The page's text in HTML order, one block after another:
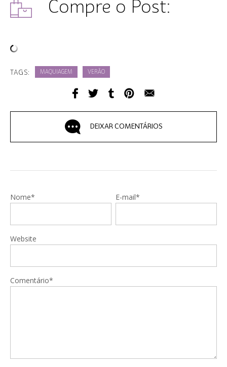
Compre o Post:
TAGS: MAQUIAGEM VERÃO
DEIXAR COMENTÁRIOS
Nome* E-mail*
Website
Comentário*